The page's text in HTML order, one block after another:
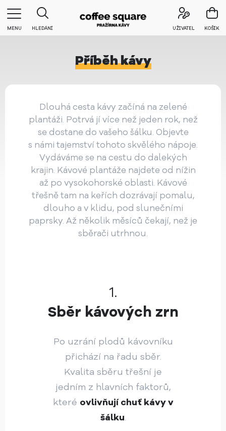
MENU HLEDÁNÍ UŽIVATEL KOŠÍK
Příběh kávy
Dlouhá cesta kávy začíná na zelené
plantáži. Potrvá jí více než jeden rok, než
se dostane do vašeho šálku. Objevte
s námi tajemství tohoto skvělého nápoje.
Vydáváme se na cestu do dalekých
krajin. Kávové plantáže najdete od nížin
až po vysokohorské oblasti. Kávové
třešně tam na keřích dozrávají pomalu,
dlouho a v klidu, pod slunečními
paprsky. Až několik měsíců čekají, než je
sběrači utrhnou.
1.
Sběr kávových zrn
Po uzrání plodů kávovníku
přichází na řadu sběr.
Kvalita sběru třešní je
jedním z hlavních faktorů,
které ovlivňují chuť kávy v
šálku.